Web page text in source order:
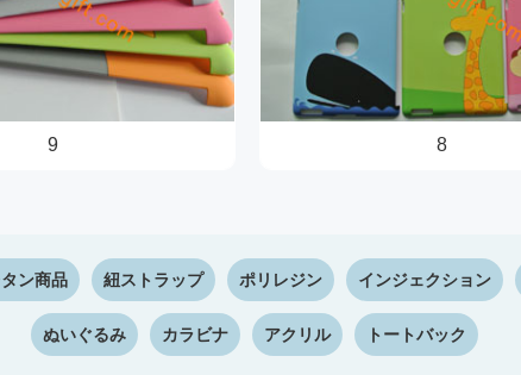
9 8
ン商品 紐ストラップ ポリレジン インジェクション
ぬいぐるみ カラビナ アクリル トートバック